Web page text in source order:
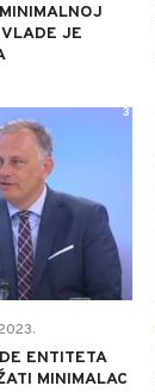
JE
ENTITETA
MINIMALAC
3